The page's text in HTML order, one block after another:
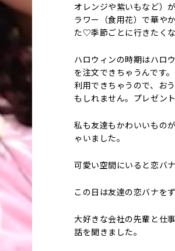
オレンジや紫いもなど）
ラワー（食用花）で華や
た♡季節ごとに行きたく
ハロウィンの時期はハロ
を注文できちゃうんです
利用できちゃうので、お
もしれません。プレゼン
私も友達もかわいいもの
ゃいました。
可愛い空間にいると恋バ
この日は友達の恋バナを
大好きな会社の先輩と仕
話を聞きました。